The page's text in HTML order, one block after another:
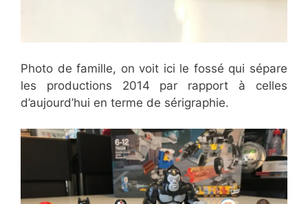
Photo de famille, on voit ici le fossé qui sépare
les productions 2014 par rapport à celles
d’aujourd’hui en terme de sérigraphie.